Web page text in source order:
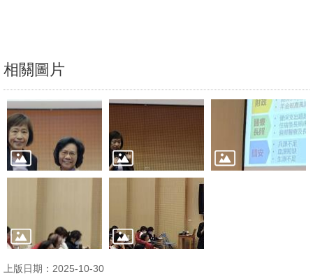
&
輔
捐
款
源
相關圖片
上版日期：2025-10-30